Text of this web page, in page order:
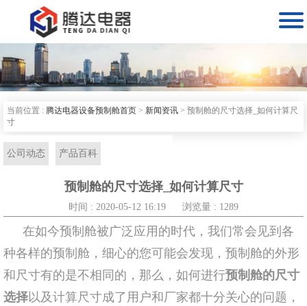

当前位置 : 腾达电器设备预制舱首页 > 新闻资讯 > 预制舱的尺寸选择_如何计算尺
寸
公司动态 产品百科
预制舱的尺寸选择_如何计算尺寸
时间 : 2020-05-12 16:19 浏览量 : 1289
在如今预制舱被广泛应用的时代，我们常会见到各
种各样的预制舱，细心的您可能会发现，预制舱的外形
和尺寸有的是不相同的，那么，如何进行预制舱的尺寸
选择以及计算尺寸成了用户和厂家都十分关心的问题，